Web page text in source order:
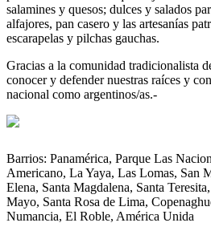
salamines y quesos; dulces y salados
alfajores, pan casero y las artesanías
escarapelas y pilchas gauchas.
Gracias a la comunidad tradicionalista
conocer y defender nuestras raíces y
nacional como argentinos/as.-
Barrios: Panamérica, Parque Las
Americano, La Yaya, Las Lomas, San
Elena, Santa Magdalena, Santa
Mayo, Santa Rosa de Lima,
Numancia, El Roble, América Unida